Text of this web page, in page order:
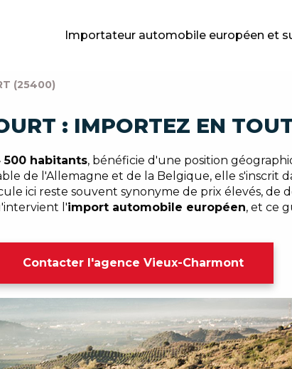
Importateur automobile européen et
(25400)
: IMPORTEZ EN
500 habitants, bénéficie d'une position
de l'Allemagne et de la Belgique, elle s'inscrit
ici reste souvent synonyme de prix élevés, de
l'import automobile européen, et ce
Contacter l'agence Vieux-Charmont